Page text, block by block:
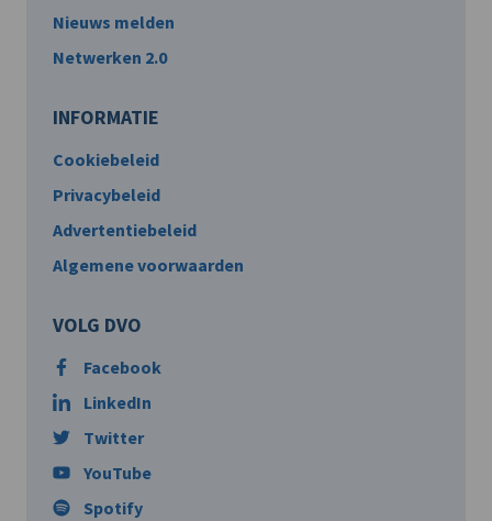
Nieuws melden
Netwerken 2.0
INFORMATIE
Cookiebeleid
Privacybeleid
Advertentiebeleid
Algemene voorwaarden
VOLG DVO
Facebook
LinkedIn
Twitter
YouTube
Spotify